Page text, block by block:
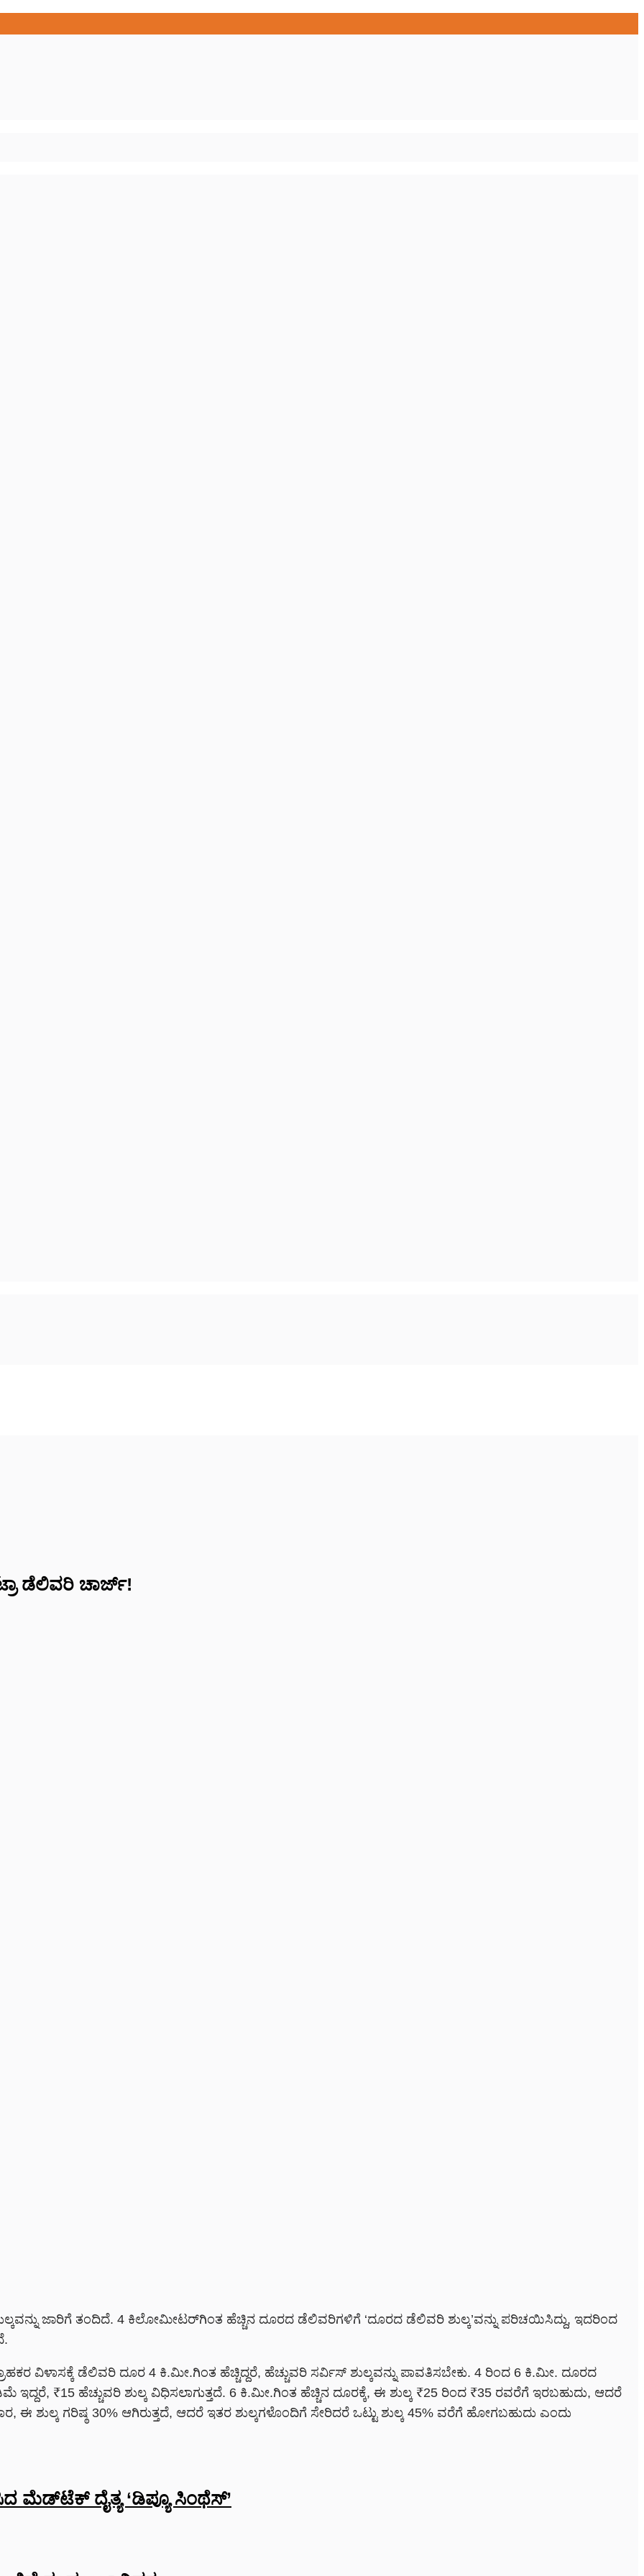
ಡೆಲಿವರಿ ಚಾರ್ಜ್!
ಜಾರಿಗೆ ತಂದಿದೆ. 4 ಕಿಲೋಮೀಟರ್‌ಗಿಂತ ಹೆಚ್ಚಿನ ದೂರದ ಡೆಲಿವರಿಗಳಿಗೆ ‘ದೂರದ ಡೆಲಿವರಿ ಶುಲ್ಕ’ವನ್ನು ಪರಿಚಯಿಸಿದ್ದು, ಇದರಿಂದ
ವಿಳಾಸಕ್ಕೆ ಡೆಲಿವರಿ ದೂರ 4 ಕಿ.ಮೀ.ಗಿಂತ ಹೆಚ್ಚಿದ್ದರೆ, ಹೆಚ್ಚುವರಿ ಸರ್ವಿಸ್ ಶುಲ್ಕವನ್ನು ಪಾವತಿಸಬೇಕು. 4 ರಿಂದ 6 ಕಿ.ಮೀ. ದೂರದ
₹15 ಹೆಚ್ಚುವರಿ ಶುಲ್ಕ ವಿಧಿಸಲಾಗುತ್ತದೆ. 6 ಕಿ.ಮೀ.ಗಿಂತ ಹೆಚ್ಚಿನ ದೂರಕ್ಕೆ, ಈ ಶುಲ್ಕ ₹25 ರಿಂದ ₹35 ರವರೆಗೆ ಇರಬಹುದು, ಆದರೆ
ಶುಲ್ಕ ಗರಿಷ್ಠ 30% ಆಗಿರುತ್ತದೆ, ಆದರೆ ಇತರ ಶುಲ್ಕಗಳೊಂದಿಗೆ ಸೇರಿದರೆ ಒಟ್ಟು ಶುಲ್ಕ 45% ವರೆಗೆ ಹೋಗಬಹುದು ಎಂದು
ಮೆಡ್‌ಟೆಕ್‌ ದೈತ್ಯ ‘ಡಿಪ್ಯೂ ಸಿಂಥೆಸ್’